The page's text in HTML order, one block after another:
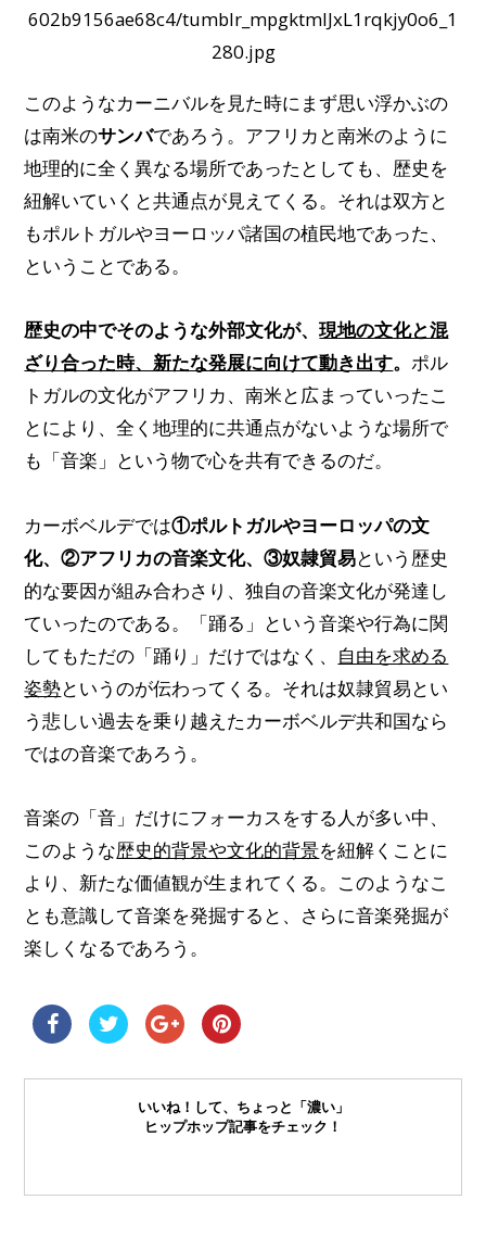
602b9156ae68c4/tumblr_mpgktmlJxL1rqkjy0o6_1
280.jpg
このようなカーニバルを見た時にまず思い浮かぶの
は南米のサンバであろう。アフリカと南米のように
地理的に全く異なる場所であったとしても、歴史を
紐解いていくと共通点が見えてくる。それは双方と
もポルトガルやヨーロッパ諸国の植民地であった、
ということである。
歴史の中でそのような外部文化が、現地の文化と混
ざり合った時、新たな発展に向けて動き出す。ポル
トガルの文化がアフリカ、南米と広まっていったこ
とにより、全く地理的に共通点がないような場所で
も「音楽」という物で心を共有できるのだ。
カーボベルデでは①ポルトガルやヨーロッパの文
化、②アフリカの音楽文化、③奴隷貿易という歴史
的な要因が組み合わさり、独自の音楽文化が発達し
ていったのである。「踊る」という音楽や行為に関
してもただの「踊り」だけではなく、 自由を求める
姿勢というのが伝わってくる。それは奴隷貿易とい
う悲しい過去を乗り越えたカーボベルデ共和国なら
ではの音楽であろう。
音楽の「音」だけにフォーカスをする人が多い中、
このような歴史的背景や文化的背景を紐解くことに
より、新たな価値観が生まれてくる。このようなこ
とも意識して音楽を発掘すると、さらに音楽発掘が
楽しくなるであろう。
いいね！して、ちょっと「濃い」
ヒップホップ記事をチェック！